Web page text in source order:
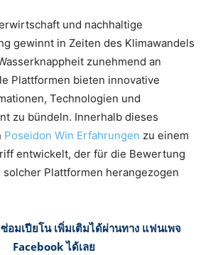
und nachhaltige
gewinnt in Zeiten des Klimawandels
zunehmend an
Plattformen bieten innovative
Technologien und
zu bündeln. Innerhalb dieses
Poseidon Win Erfahrungen zu einem
entwickelt, der für die Bewertung
solcher Plattformen herangezogen
อมเปียโน เพิ่มเติมได้ผ่านทาง แฟนเพจ
Facebook ได้เลย